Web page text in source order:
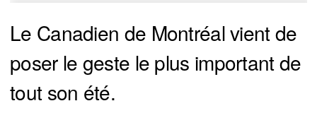
Le Canadien de Montréal vient de
poser le geste le plus important de
tout son été.